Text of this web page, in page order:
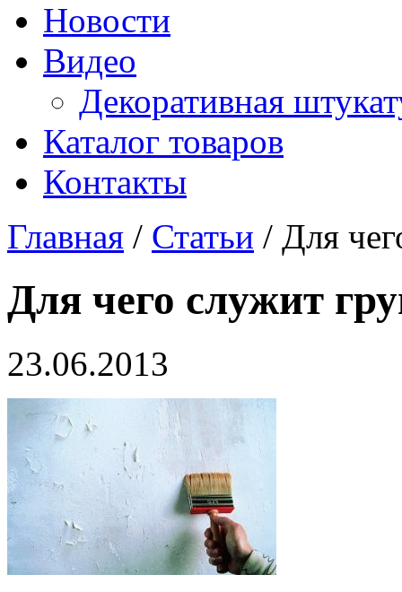
Новости
Видео
Декоративная
Каталог товаров
Контакты
Главная / Статьи / Для
Для чего служит
23.06.2013